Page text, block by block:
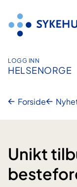
innhold
LOGG INN
HELSENORGE
Forside
Unikt